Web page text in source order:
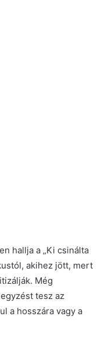
hallja a „Ki csinálta
akihez jött, mert
Még
tesz az
a hosszára vagy a